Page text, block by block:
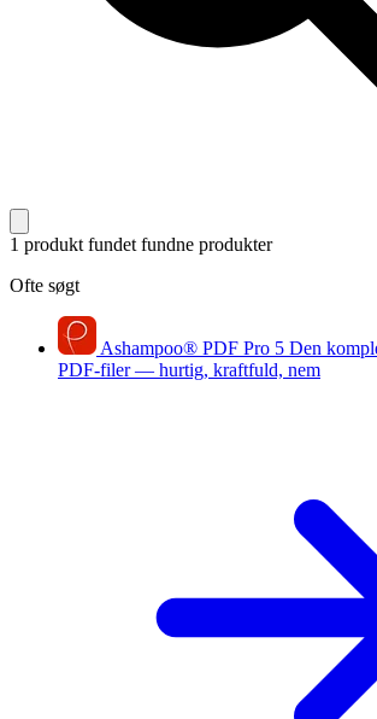
1 produkt fundet fundne produkter
Ofte søgt
Ashampoo® PDF Pro 5 Den
PDF-filer — hurtig, kraftfuld, nem